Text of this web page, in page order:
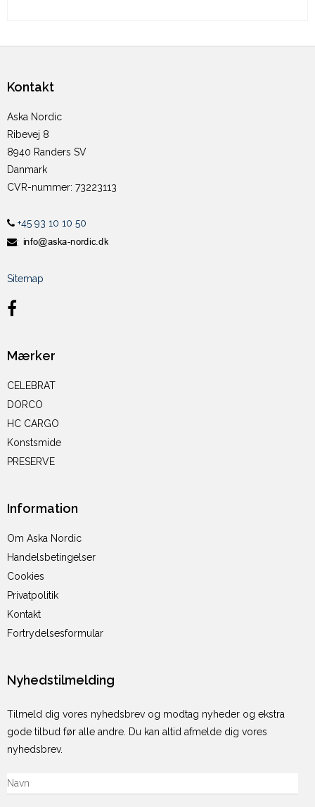
Kontakt
Aska Nordic
Ribevej 8
8940 Randers SV
Danmark
CVR-nummer: 73223113
+45 93 10 10 50
:
Sitemap
Mærker
CELEBRAT
DORCO
HC CARGO
Konstsmide
PRESERVE
Information
Om Aska Nordic
Handelsbetingelser
Cookies
Privatpolitik
Kontakt
Fortrydelsesformular
Nyhedstilmelding
Tilmeld dig vores nyhedsbrev og modtag nyheder og ekstra
gode tilbud før alle andre. Du kan altid afmelde dig vores
nyhedsbrev.